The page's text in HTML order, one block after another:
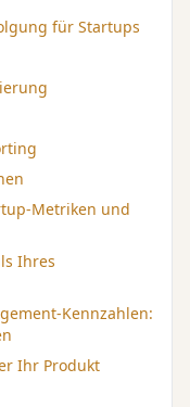
für Startups
Metriken und
Ihres
Kennzahlen:
Ihr Produkt